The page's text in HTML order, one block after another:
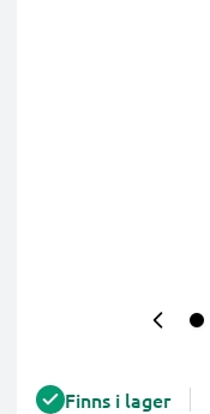
Finns i lager